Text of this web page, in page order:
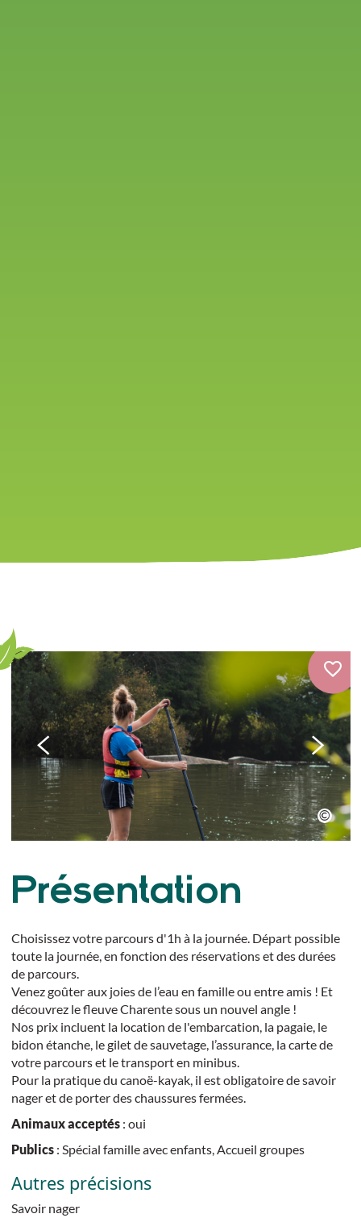
Présentation
Choisissez votre parcours d'1h à la journée. Départ possible
toute la journée, en fonction des réservations et des durées
de parcours.
Venez goûter aux joies de l’eau en famille ou entre amis ! Et
découvrez le fleuve Charente sous un nouvel angle !
Nos prix incluent la location de l'embarcation, la pagaie, le
bidon étanche, le gilet de sauvetage, l’assurance, la carte de
votre parcours et le transport en minibus.
Pour la pratique du canoë-kayak, il est obligatoire de savoir
nager et de porter des chaussures fermées.
Animaux acceptés: oui
Publics: Spécial famille avec enfants, Accueil groupes
Autres précisions
Savoir nager